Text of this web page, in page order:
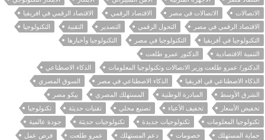
الاتصالات
الاتصالات في مصر الاقتصاد الرقمي
الاقتصاد الرقمي في افريقيا
الاقتصاد الرقمي في مصر
التحول الرقمي التصدير التقنية
التكنولوجيا
التكنولوجيا في أفريقيا
التكنولوجيا في مصر
التكنولوجيا وأخبارها
التنمية الاقتصادية
الدكتور عمرو طلعت
الدكتور/ عمرو طلعت وزير الاتصالات وتكنولوجيا المعلومات
الذكاء الاصطناعي
الذكاء الاصطناعي في افريقيا
الذكاء الاصطناعي في مصر
السوق المصري
الشرق الأوسط
المبادرة الوطنية المستهلك المصري
بيكو مصر
تخفيض الأسعار
تخفيف الأعباء تصنيع محلي تقنيات حديثة
تكنولوجيا
تكنولوجيا المعلومات
تكنولوجيات جديدة تكنولوجيات حديثة
جودة عالمية
حماية المستهلك
خصومات دعم المستهلك عمرو طلعت
فرص عمل